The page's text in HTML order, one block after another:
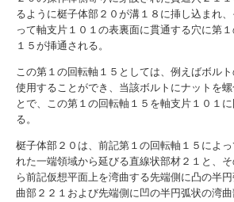
るように梃子体部２０が溝１８に挿し込まれ、
って軸支片１０１の表裏面に貫通する穴に第
１５が挿通される。
この第１の回転軸１５としては、例えばボル
使用することができ、当該ボルトにナットを螺
とで、この第１の回転軸１５を軸支片１０１に
る。
梃子体部２０は、前記第１の回転軸１５によっ
れた一端領域から延びる直線状部材２１と、
ら前記仮想平面上を湾曲する先端側に凸の半
曲部２２１および先端側に凹の半円弧状の湾曲